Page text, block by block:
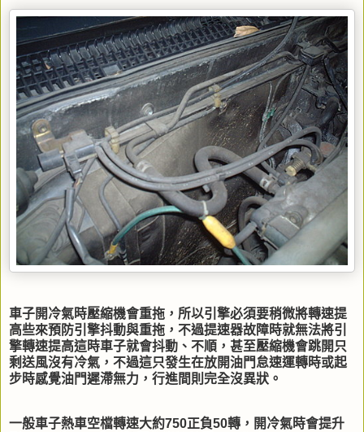
車子開冷氣時壓縮機會重拖，所以引擎必須要稍微將轉速提
高些來預防引擎抖動與重拖，不過提速器故障時就無法將引
擎轉速提高這時車子就會抖動、不順，甚至壓縮機會跳開只
剩送風沒有冷氣，不過這只發生在放開油門怠速運轉時或起
步時感覺油門遲滯無力，行進間則完全沒異狀。
一般車子熱車空檔轉速大約750正負50轉，開冷氣時會提升